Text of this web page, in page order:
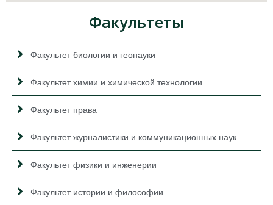
Факультеты
Факультет биологии и геонауки
Факультет химии и химической технологии
Факультет права
Факультет журналистики и коммуникационных наук
Факультет физики и инженерии
Факультет истории и философии